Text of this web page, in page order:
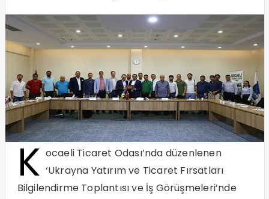
K ocaeli Ticaret Odası’nda düzenlenen
‘Ukrayna Yatırım ve Ticaret Fırsatları
Bilgilendirme Toplantısı ve İş Görüşmeleri’nde